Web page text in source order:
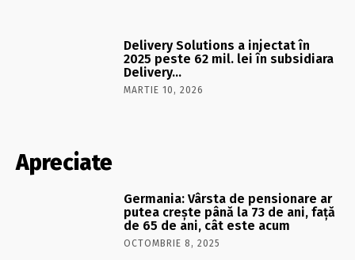
Delivery Solutions a injectat în
2025 peste 62 mil. lei în subsidiara
Delivery…
MARTIE 10, 2026
Apreciate
Germania: Vârsta de pensionare ar
putea crește până la 73 de ani, față
de 65 de ani, cât este acum
OCTOMBRIE 8, 2025